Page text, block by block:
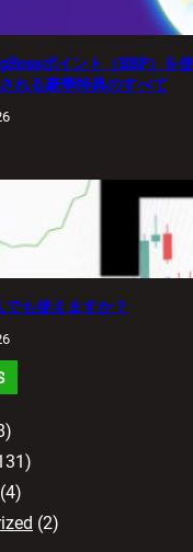
ポイント（BBP）を
れる豪華特典のすべて
も使えますか？
(4)
(2)